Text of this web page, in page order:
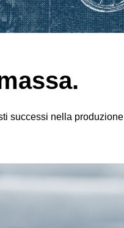
successi nella